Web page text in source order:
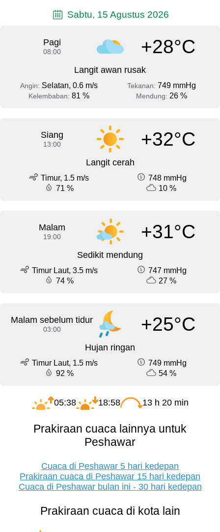
Sabtu, 15 Agustus 2026
Pagi
08:00 +28°C
Langit awan rusak
Angin: Selatan, 0.6 m/s Tekanan: 749 mmHg
Kelembaban: 81 % Mendung: 26 %
Siang
13:00 +32°C
Langit cerah
Timur, 1.5 m/s
748 mmHg
71 %
10 %
Malam
19:00 +31°C
Sedikit mendung
Timur Laut, 3.5 m/s
747 mmHg
74 %
27 %
Malam sebelum tidur
03:00 +25°C
Hujan ringan
Timur Laut, 1.5 m/s
749 mmHg
92 %
54 %
05:38 18:58 13 h 20 min
Prakiraan cuaca lainnya untuk
Peshawar
Cuaca di Peshawar 5 hari kedepan
Prakiraan cuaca di Peshawar 15 hari kedepan
Cuaca di Peshawar bulan ini - 30 hari kedepan
Prakiraan cuaca di kota lain